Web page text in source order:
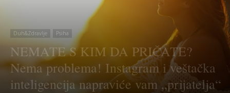
Duh&Zdravlje Psiha
NEMATE S KIM DA PRIČATE?
Nema problema! Instagram i veštačka
inteligencija napraviće vam „prijatelja“